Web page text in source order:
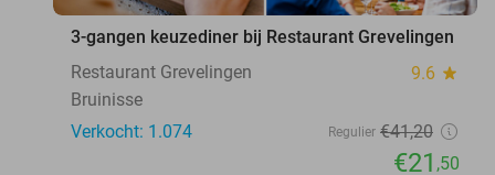
3-gangen keuzediner bij Restaurant Grevelingen
Restaurant Grevelingen
9.6 star
Bruinisse
Verkocht: 1.074
Regulier €41,20
€21 ,50